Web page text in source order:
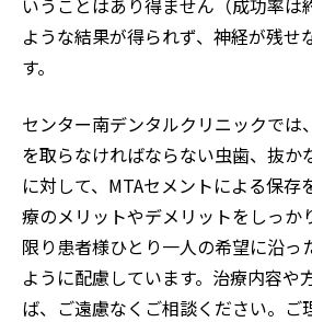
ような結果が得られず、神経が残せ
す。
センター南デンタルクリニックでは
を取らなければならない虫歯、抜か
に対して、MTAセメントによる保存
療のメリットやデメリットをしっか
限り患者様ひとり一人の希望に沿っ
ように配慮しています。治療内容や
ば、ご遠慮なくご相談ください。ご